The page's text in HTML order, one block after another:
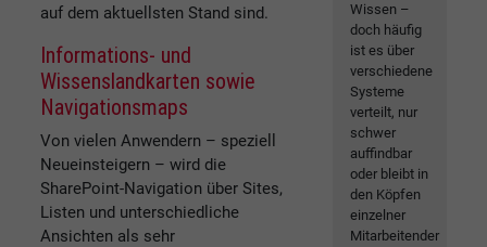
auf dem aktuellsten Stand sind.
Informations- und
Wissenslandkarten sowie
Navigationsmaps
Von vielen Anwendern – speziell
Neueinsteigern – wird die
SharePoint-Navigation über Sites,
Listen und unterschiedliche
Ansichten als sehr
Wissen –
doch häufig
ist es über
verschiedene
Systeme
verteilt, nur
schwer
auffindbar
oder bleibt in
den Köpfen
einzelner
Mitarbeitender